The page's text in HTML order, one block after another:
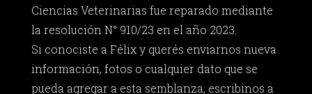
Ciencias Veterinarias fue reparado mediante
la resolución N° 910/23 en el año 2023.
Si conociste a Félix y querés enviarnos nueva
información, fotos o cualquier dato que se
pueda agregar a esta semblanza, escribinos a